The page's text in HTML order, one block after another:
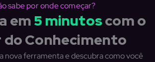
sabe por onde começar?
em5 minutoscom o
do Conhecimento
nova ferramenta e descubra como você